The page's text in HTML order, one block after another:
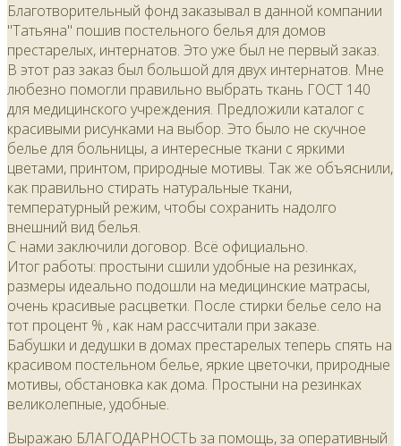
Благотворительный фонд заказывал в данной компании
"Татьяна" пошив постельного белья для домов
престарелых, интернатов. Это уже был не первый заказ.
В этот раз заказ был большой для двух интернатов. Мне
любезно помогли правильно выбрать ткань ГОСТ 140
для медицинского учреждения. Предложили каталог с
красивыми рисунками на выбор. Это было не скучное
белье для больницы, а интересные ткани с яркими
цветами, принтом, природные мотивы. Так же объяснили,
как правильно стирать натуральные ткани,
температурный режим, чтобы сохранить надолго
внешний вид белья.
С нами заключили договор. Всё официально.
Итог работы: простыни сшили удобные на резинках,
размеры идеально подошли на медицинские матрасы,
очень красивые расцветки. После стирки белье село на
тот процент % , как нам рассчитали при заказе.
Бабушки и дедушки в домах престарелых теперь спять на
красивом постельном белье, яркие цветочки, природные
мотивы, обстановка как дома. Простыни на резинках
великолепные, удобные.
Выражаю БЛАГОДАРНОСТЬ за помощь, за оперативный